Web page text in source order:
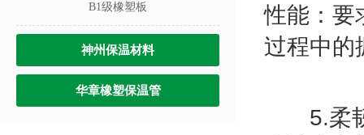
B1级橡塑板
神州保温材料
华章橡塑保温管
性能：要
过程中的
5.柔